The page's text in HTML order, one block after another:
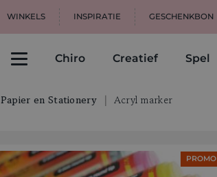
WINKELS INSPIRATIE GESCHENKBON
Chiro Creatief Spel
Papier en Stationery Acryl marker
PROMO